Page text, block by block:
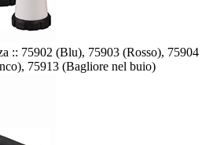
:: 75902 (Blu), 75903 (Rosso), 75904
75913 (Bagliore nel buio)